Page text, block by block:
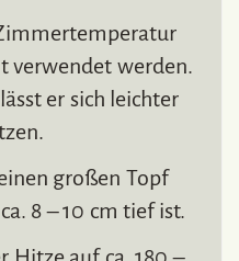
verwendet werden.
er sich leichter
großen Topf
8 – 10 cm tief ist.